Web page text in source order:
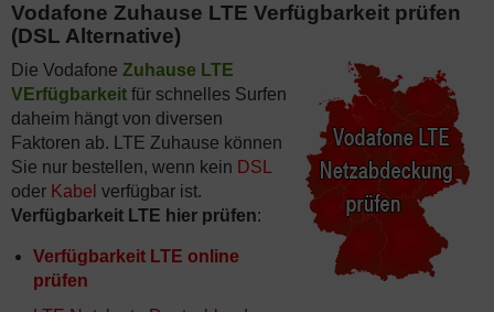
Vodafone Zuhause LTE Verfügbarkeit prüfen
(DSL Alternative)
Die Vodafone Zuhause LTE
VErfügbarkeit für schnelles Surfen
daheim hängt von diversen
Faktoren ab. LTE Zuhause können
Sie nur bestellen, wenn kein DSL
oder Kabel verfügbar ist.
Verfügbarkeit LTE hier prüfen:
Verfügbarkeit LTE online
prüfen